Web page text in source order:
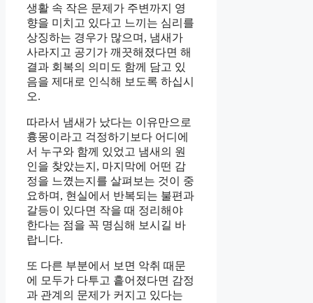
생활 속 작은 문제가 주변까지 영
향을 미치고 있다고 느끼는 심리를
상징하는 경우가 많으며, 냄새가
사라지고 공기가 깨끗해졌다면 해
결과 회복의 의미도 함께 담고 있
음을 제대로 인식해 보도록 하십시
오.
따라서 냄새가 났다는 이유만으로
흉몽이라고 걱정하기보다 어디에
서 누구와 함께 있었고 냄새의 원
인을 찾았는지, 마지막에 어떤 감
정을 느꼈는지를 살펴보는 것이 중
요하며, 현실에서 반복되는 불편과
갈등이 있다면 작을 때 정리해야
한다는 점을 꼭 명심해 보시길 바
랍니다.
또 다른 부분에서 보면 악취 때문
에 모두가 다투고 흩어졌다면 감정
과 관계의 문제가 커지고 있다는